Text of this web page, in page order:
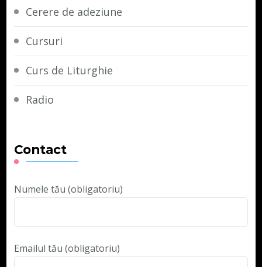
Cerere de adeziune
Cursuri
Curs de Liturghie
Radio
Contact
Numele tău (obligatoriu)
Emailul tău (obligatoriu)